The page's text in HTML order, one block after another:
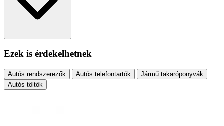
Ezek is érdekelhetnek
Autós rendszerezők Autós telefontartók
Jármű takaróponyvák
Autós töltők